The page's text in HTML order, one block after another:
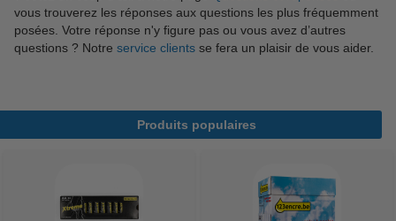
vous trouverez les réponses aux questions les plus fréquemment
posées. Votre réponse n'y figure pas ou vous avez d’autres
questions ? Notre service clients se fera un plaisir de vous aider.
Produits populaires